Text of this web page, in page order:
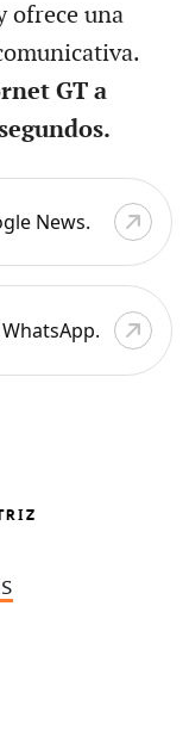
ofrece una
GT a
News.